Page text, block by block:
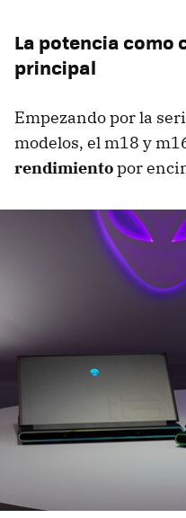
La potencia
principal
Empezando por la
modelos, el m18 y
rendimientopor